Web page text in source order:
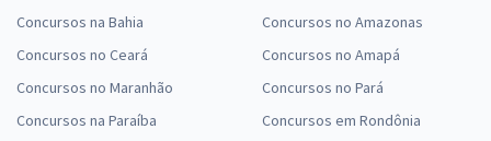
Concursos na Bahia
Concursos no Ceará
Concursos no Maranhão
Concursos na Paraíba
Concursos no Amazonas
Concursos no Amapá
Concursos no Pará
Concursos em Rondônia